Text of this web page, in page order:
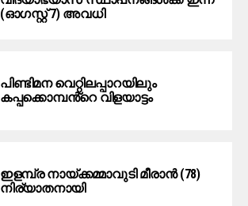
(ഓഗസ്റ്റ് 7) അവധി
പിണ്ടിമന വെറ്റിലപ്പാറയിലും
കപ്പക്കൊമ്പൻ്റെ വിളയാട്ടം
ഇളമ്പ്ര നായ്ക്കമ്മാവുടി മീരാൻ (78)
നിര്യാതനായി